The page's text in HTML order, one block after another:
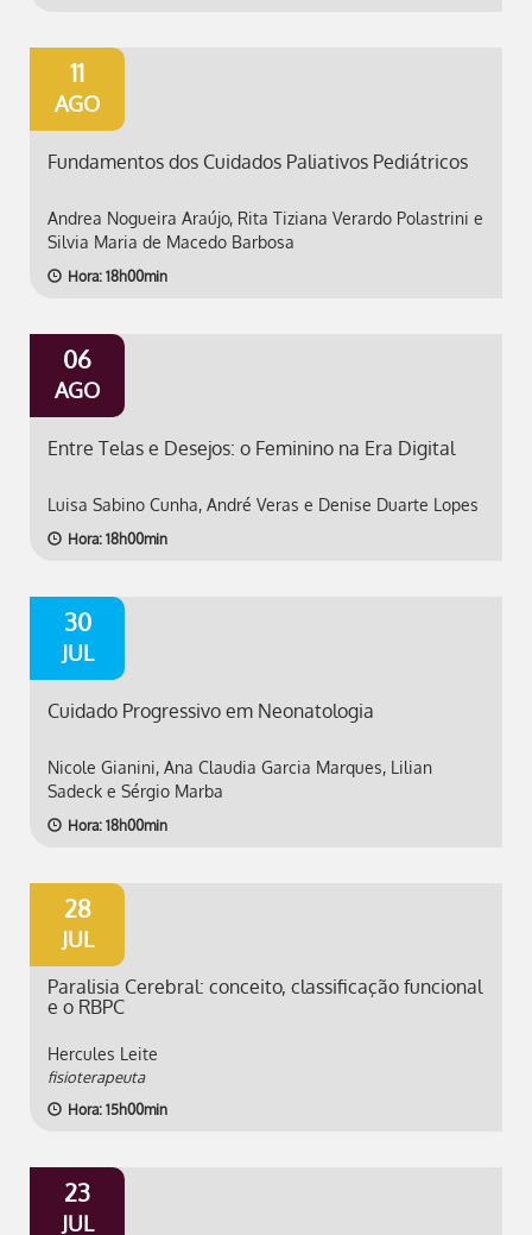
11
AGO
Fundamentos dos Cuidados Paliativos Pediátricos
Andrea Nogueira Araújo, Rita Tiziana Verardo Polastrini e
Silvia Maria de Macedo Barbosa
Hora: 18h00min
06
AGO
Entre Telas e Desejos: o Feminino na Era Digital
Luisa Sabino Cunha, André Veras e Denise Duarte Lopes
Hora: 18h00min
30
JUL
Cuidado Progressivo em Neonatologia
Nicole Gianini, Ana Claudia Garcia Marques, Lilian
Sadeck e Sérgio Marba
Hora: 18h00min
28
JUL
Paralisia Cerebral: conceito, classificação funcional
e o RBPC
Hercules Leite
fisioterapeuta
Hora: 15h00min
23
JUL